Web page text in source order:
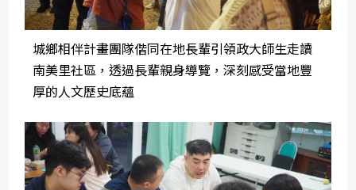
城鄉相伴計畫團隊偕同在地長輩引領政大師生走讀
南美里社區，透過長輩親身導覽，深刻感受當地豐
厚的人文歷史底蘊